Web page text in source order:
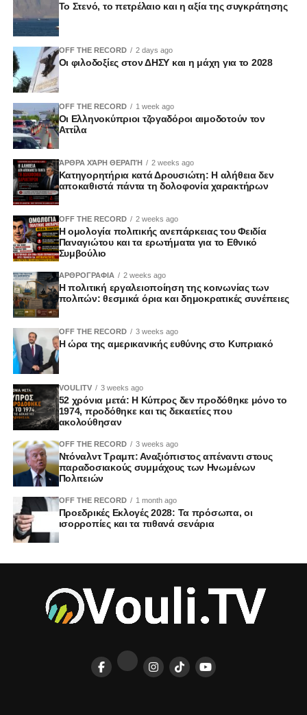
Το Στενό, το πετρέλαιο και η αξία της συγκράτησης
OFF THE RECORD 2 days ago
Οι φιλοδοξίες στον ΔΗΣΥ και η μάχη για το 2028
OFF THE RECORD 1 week ago
Οι Ελληνοκύπριοι τζογαδόροι αιμοδοτούν τον
Αττίλα
ΆΡΘΡΑ ΧΆΡΗ ΘΕΡΑΠΉ 2 weeks ago
Κατηγορητήρια κατά Δρουσιώτη: Η αλήθεια δεν
αποκαθιστά πάντα τη δολοφονία χαρακτήρων
OFF THE RECORD 2 weeks ago
Η ομολογία πολιτικής ανεπάρκειας του Φειδία
Παναγιώτου και τα ερωτήματα για το Εθνικό
Συμβούλιο
ΑΡΘΡΟΓΡΑΦΙΑ 2 weeks ago
Η πολιτική εργαλειοποίηση της κοινωνίας των
πολιτών: θεσμικά όρια και δημοκρατικές συνέπειες
OFF THE RECORD 3 weeks ago
Η ώρα της αμερικανικής ευθύνης στο Κυπριακό
VOULITV 3 weeks ago
52 χρόνια μετά: Η Κύπρος δεν προδόθηκε μόνο το
1974, προδόθηκε και τις δεκαετίες που
ακολούθησαν
OFF THE RECORD 3 weeks ago
Ντόναλντ Τραμπ: Αναξιόπιστος απέναντι στους
παραδοσιακούς συμμάχους των Ηνωμένων
Πολιτειών
OFF THE RECORD 1 month ago
Προεδρικές Εκλογές 2028: Τα πρόσωπα, οι
ισορροπίες και τα πιθανά σενάρια